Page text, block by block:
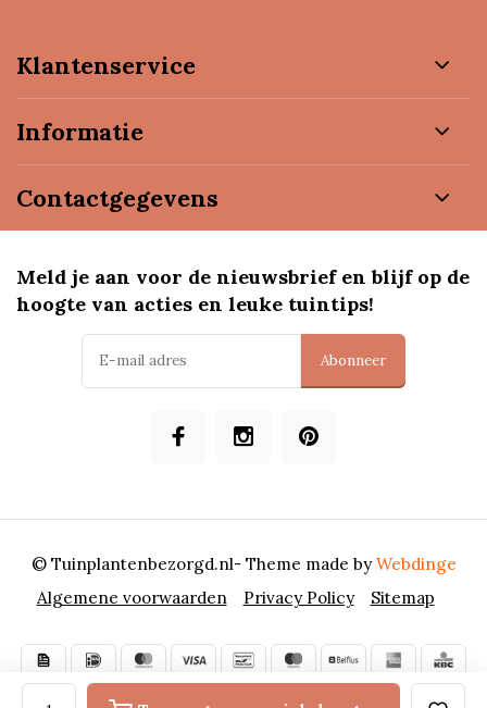
Klantenservice
Informatie
Contactgegevens
Meld je aan voor de nieuwsbrief en blijf op de
hoogte van acties en leuke tuintips!
Abonneer
Algemene voorwaarden Privacy Policy Sitemap
© Tuinplantenbezorgd.nl- Theme made byWebdinge